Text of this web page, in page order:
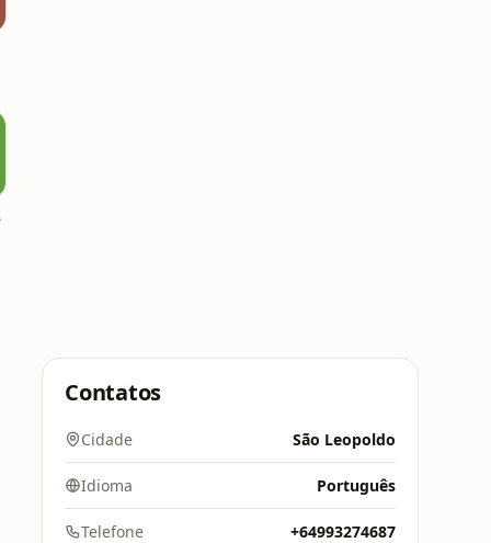
Contatos
Cidade São Leopoldo
Idioma Português
Telefone +64993274687